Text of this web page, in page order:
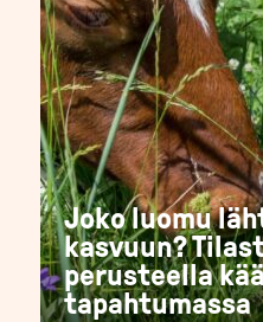
Joko luomu
kasvuun?
perusteella
tapahtumassa